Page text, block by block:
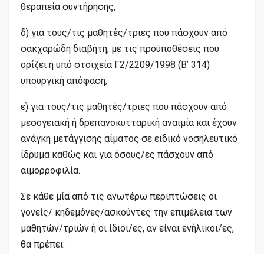
θεραπεία συντήρησης,
δ) για τους/τις μαθητές/τριες που πάσχουν από
σακχαρώδη διαβήτη, με τις προϋποθέσεις που
ορίζει η υπό στοιχεία Γ2/2209/1998 (Β’ 314)
υπουργική απόφαση,
ε) για τους/τις μαθητές/τριες που πάσχουν από
μεσογειακή ή δρεπανοκυτταρική αναιμία και έχουν
ανάγκη μετάγγισης αίματος σε ειδικό νοσηλευτικό
ίδρυμα καθώς και για όσους/ες πάσχουν από
αιμορροφιλία.
Σε κάθε μία από τις ανωτέρω περιπτώσεις οι
γονείς/ κηδεμόνες/ασκούντες την επιμέλεια των
μαθητών/τριών ή οι ίδιοι/ες, αν είναι ενήλικοι/ες,
θα πρέπει: